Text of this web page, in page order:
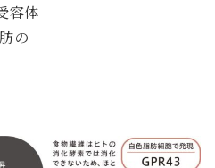
容体
の